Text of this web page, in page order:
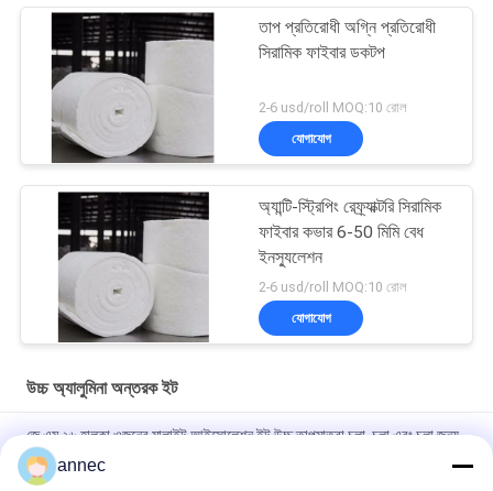
তাপ প্রতিরোধী অগ্নি প্রতিরোধী
সিরামিক ফাইবার ডকটপ
2-6 usd/roll MOQ:10 রোল
যোগাযোগ
অ্যান্টি-স্ট্রিপিং রেফ্র্যাক্টরি সিরামিক
ফাইবার কভার 6-50 মিমি বেধ
ইনস্যুলেশন
2-6 usd/roll MOQ:10 রোল
যোগাযোগ
উচ্চ অ্যালুমিনা অন্তরক ইট
জে এম ২৬ হালকা ওজনের মালাইট আইসোলেশন ইট উচ্চ তাপমাত্রা চুলা, চুলা এবং চুলা জন্য
উচ্চ অ্যালুমিনা ইন্সুলেশন ইট ৪২%-৭২% Al2O3 ১২৫০℃-১৬০০℃
annec